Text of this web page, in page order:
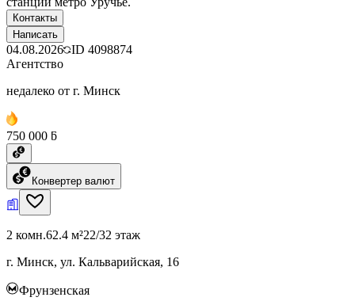
Контакты
Написать
04.08.2026 ID 4098874
Агентство
недалеко от г. Минск
750 000 ƃ
Конвертер валют
2 комн.62.4 м²22/32 этаж
г. Минск, ул. Кальварийская, 16
Фрунзенская